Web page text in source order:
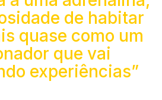
de habitar
quase como um
que vai
experiências”